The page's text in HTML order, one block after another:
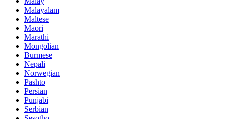
Malayalam
Maltese
Maori
Marathi
Mongolian
Burmese
Nepali
Norwegian
Pashto
Persian
Punjabi
Serbian